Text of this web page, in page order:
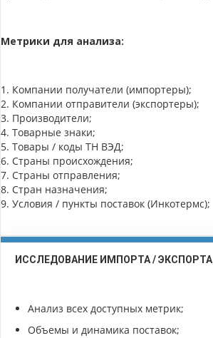
Метрики для анализа:
1. Компании получатели (импортеры);
2. Компании отправители (экспортеры);
3. Производители;
4. Товарные знаки;
5. Товары / коды ТН ВЭД;
6. Страны происхождения;
7. Страны отправления;
8. Стран назначения;
9. Условия / пункты поставок (Инкотермс);
ИССЛЕДОВАНИЕ ИМПОРТА / ЭКСПОРТА
Анализ всех доступных метрик;
Объемы и динамика поставок;